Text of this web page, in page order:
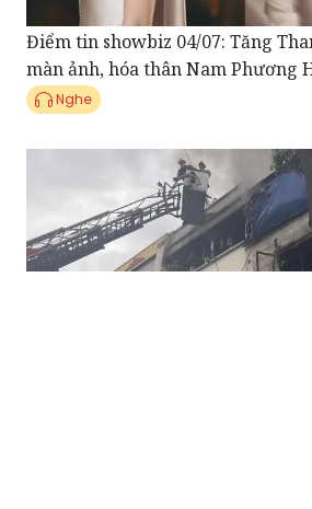
màn ảnh, hóa thân Nam Phương
Nghe